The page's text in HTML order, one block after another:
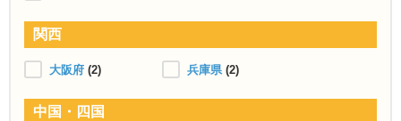
関西
大阪府 (2) 兵庫県 (2)
中国・四国